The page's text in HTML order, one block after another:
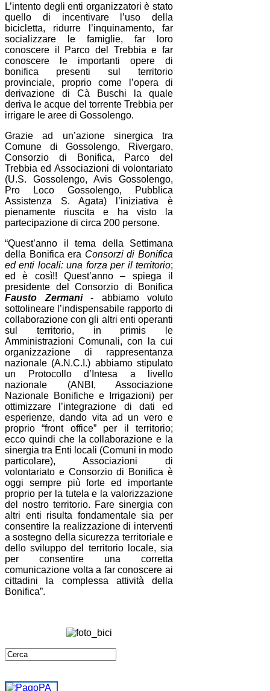
L’intento degli enti organizzatori è stato
quello di incentivare l’uso della
bicicletta, ridurre l’inquinamento, far
socializzare le famiglie, far loro
conoscere il Parco del Trebbia e far
conoscere le importanti opere di
bonifica presenti sul territorio
provinciale, proprio come l’opera di
derivazione di Cà Buschi la quale
deriva le acque del torrente Trebbia per
irrigare le aree di Gossolengo.
Grazie ad un’azione sinergica tra
Comune di Gossolengo, Rivergaro,
Consorzio di Bonifica, Parco del
Trebbia ed Associazioni di volontariato
(U.S. Gossolengo, Avis Gossolengo,
Pro Loco Gossolengo, Pubblica
Assistenza S. Agata) l’iniziativa è
pienamente riuscita e ha visto la
partecipazione di circa 200 persone.
“Quest’anno il tema della Settimana
della Bonifica era Consorzi di Bonifica
ed enti locali: una forza per il territorio;
ed è così!! Quest’anno – spiega il
presidente del Consorzio di Bonifica
Fausto Zermani- abbiamo voluto
sottolineare l’indispensabile rapporto di
collaborazione con gli altri enti operanti
sul territorio, in primis le
Amministrazioni Comunali, con la cui
organizzazione di rappresentanza
nazionale (A.N.C.I.) abbiamo stipulato
un Protocollo d’Intesa a livello
nazionale (ANBI, Associazione
Nazionale Bonifiche e Irrigazioni) per
ottimizzare l’integrazione di dati ed
esperienze, dando vita ad un vero e
proprio “front office” per il territorio;
ecco quindi che la collaborazione e la
sinergia tra Enti locali (Comuni in modo
particolare), Associazioni di
volontariato e Consorzio di Bonifica è
oggi sempre più forte ed importante
proprio per la tutela e la valorizzazione
del nostro territorio. Fare sinergia con
altri enti risulta fondamentale sia per
consentire la realizzazione di interventi
a sostegno della sicurezza territoriale e
dello sviluppo del territorio locale, sia
per consentire una corretta
comunicazione volta a far conoscere ai
cittadini la complessa attività della
Bonifica”.